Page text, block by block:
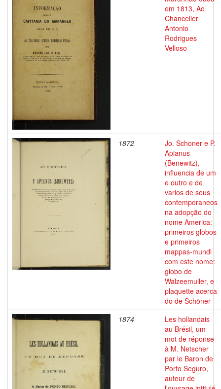
em 1813, Ao
Chanceller
Antonio
Rodrigues
Velloso
1872
Jo. Schoner e P.
Apianus
(Benewitz),
influencia de um
e outro e de
varios de seus
contemporaneos
na adopção do
nome America:
primeiros globos
e primeiros
mappas-mundi
com este nome:
globo de
Walzeemuller, e
plaquette acerca
do de Schöner
1874
Les hollandais
au Brésil, um
mot de réponse
à M. Netscher
par le Baron de
Porto Seguro,
auteur de